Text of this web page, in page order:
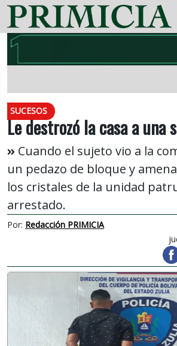
SUCESOS
Le destrozó la casa a una
Cuando el sujeto vio a la
un pedazo de bloque y
los cristales de la unidad
arrestado.
Por: Redacción PRIMICIA